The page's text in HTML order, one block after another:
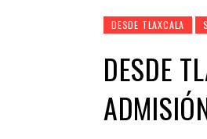
DESDE TLAXCALA
DESDE